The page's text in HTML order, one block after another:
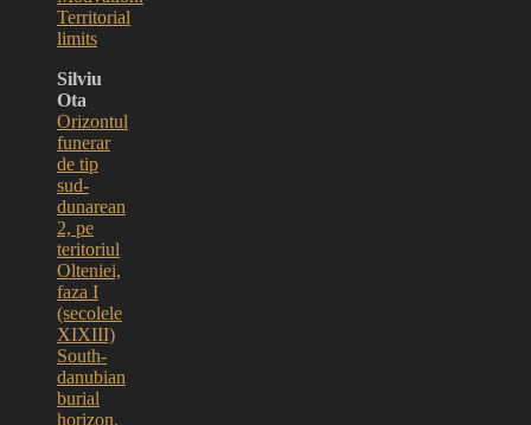
Territorial
limits
Silviu
Ota
Orizontul
funerar
de tip
sud-
dunarean
2, pe
teritoriul
Olteniei,
faza I
(secolele
XIXIII)
South-
danubian
burial
horizon,